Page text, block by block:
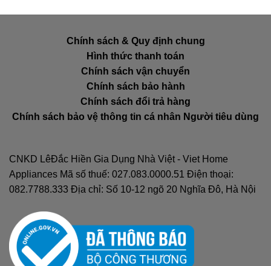
Chính sách & Quy định chung
Hình thức thanh toán
Chính sách vận chuyển
Chính sách bảo hành
Chính sách đổi trả hàng
Chính sách bảo vệ thông tin cá nhân Người tiêu dùng
CNKD LêĐắc Hiền Gia Dụng Nhà Việt - Viet Home
Appliances Mã số thuế: 027.083.0000.51 Điện thoại:
082.7788.333 Địa chỉ: Số 10-12 ngõ 20 Nghĩa Đô, Hà Nội